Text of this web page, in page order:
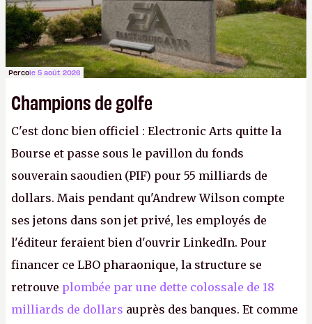
Percole 5 août 2026
Champions de golfe
C'est donc bien officiel : Electronic Arts quitte la
Bourse et passe sous le pavillon du fonds
souverain saoudien (PIF) pour 55 milliards de
dollars. Mais pendant qu'Andrew Wilson compte
ses jetons dans son jet privé, les employés de
l'éditeur feraient bien d'ouvrir LinkedIn. Pour
financer ce LBO pharaonique, la structure se
retrouve plombée par une dette colossale de 18
milliards de dollars auprès des banques. Et comme